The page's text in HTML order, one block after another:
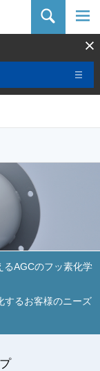
AGCのフッ素化学
するお客様のニーズ